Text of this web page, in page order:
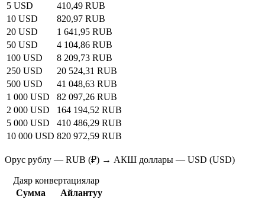
5 USD
410,49 RUB
10 USD
820,97 RUB
20 USD
1 641,95 RUB
50 USD
4 104,86 RUB
100 USD
8 209,73 RUB
250 USD
20 524,31 RUB
500 USD
41 048,63 RUB
1 000 USD
82 097,26 RUB
2 000 USD
164 194,52 RUB
5 000 USD
410 486,29 RUB
10 000 USD 820 972,59 RUB
Орус рублу — RUB (₽) → АКШ доллары — USD (USD)
Даяр конвертациялар
Сумма
Айлантуу